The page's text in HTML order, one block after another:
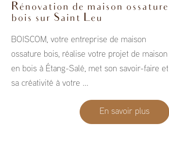
Rénovation de maison ossature
bois sur Saint Leu
BOISCOM, votre entreprise de maison
ossature bois, réalise votre projet de maison
en bois à Étang-Salé, met son savoir-faire et
sa créativité à votre ...
En savoir plus